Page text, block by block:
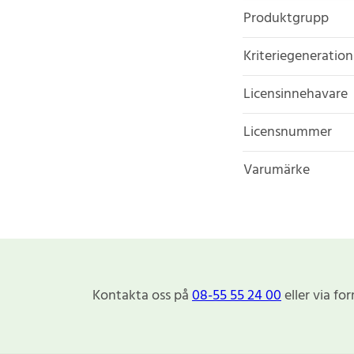
Produktgrupp
Kriteriegeneration
Licensinnehavare
Licensnummer
Varumärke
Kontakta oss på08-55 55 24 00eller via